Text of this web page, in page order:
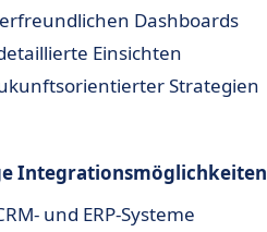
Dashboards
Einsichten
Strategien
Integrationsmöglichkeiten
und ERP-Systeme